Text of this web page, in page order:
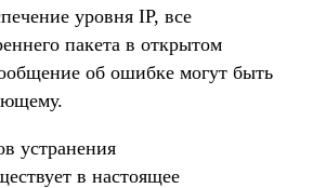
уровня IP, все
пакета в открытом
об ошибке могут быть
устранения
в настоящее